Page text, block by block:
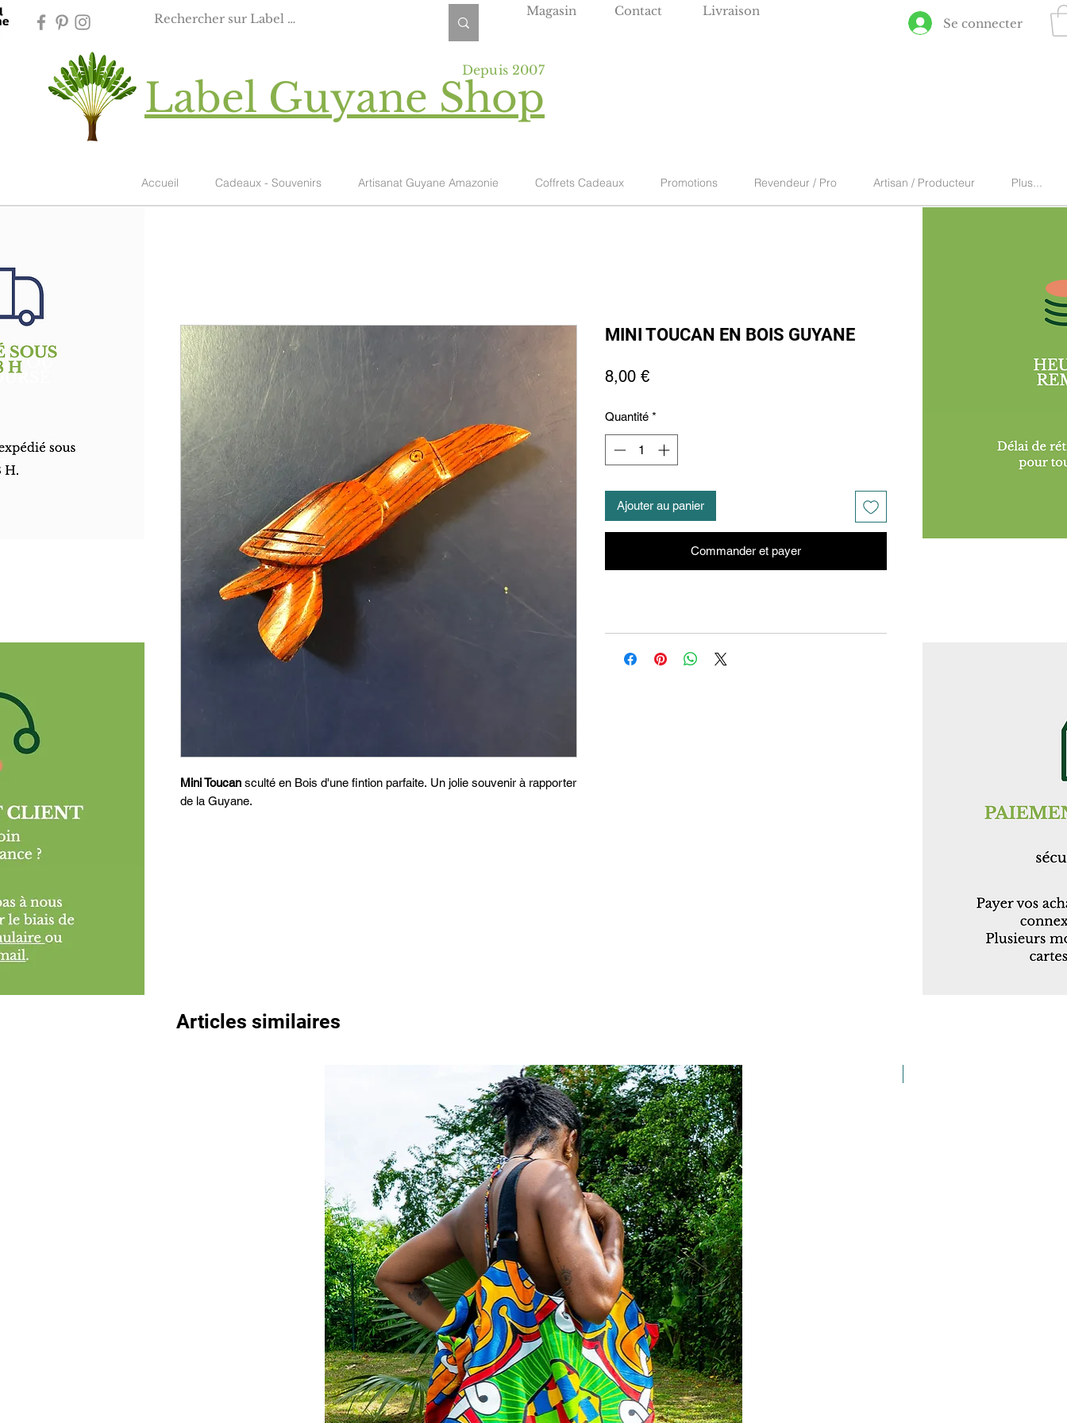
Magasin Contact
Livraison
Se connecter
Label Guyane Shop
Depuis 2007
Accueil Cadeaux - Souvenirs Artisanat Guyane Amazonie Coffrets Cadeaux Promotions Revendeur / Pro Artisan / Producteur Plus...
Mini Toucan sculté en Bois d'une fintion parfaite. Un jolie souvenir à rapporter
de la Guyane.
MINI TOUCAN EN BOIS GUYANE
8,00 €Prix
Quantité *
Ajouter au panier
Commander et payer
Articles similaires